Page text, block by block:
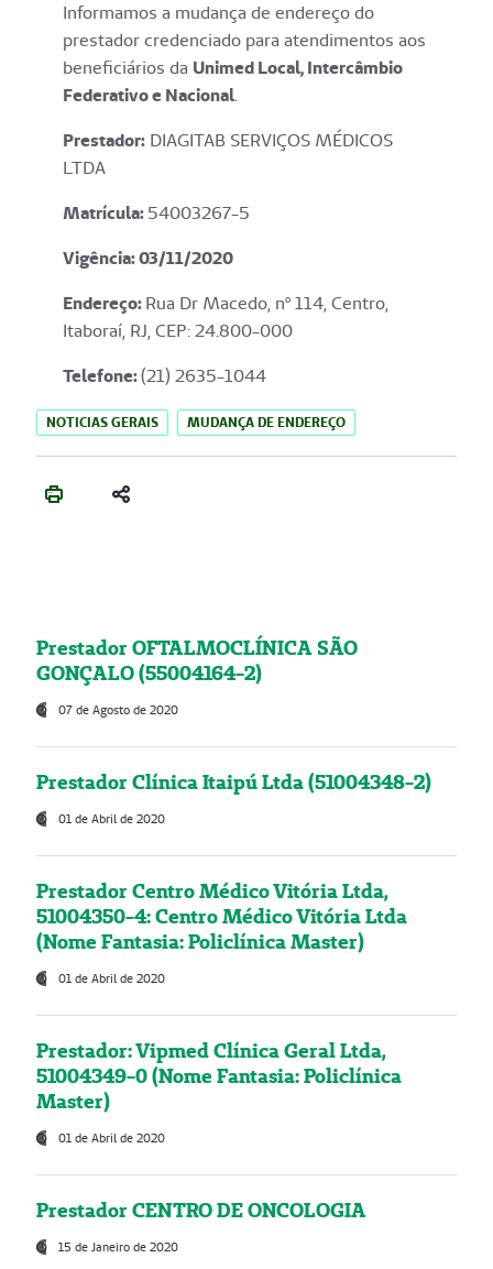
Informamos a mudança de endereço do
prestador credenciado para atendimentos aos
beneficiários da Unimed Local, Intercâmbio
Federativo e Nacional.
Prestador: DIAGITAB SERVIÇOS MÉDICOS
LTDA
Matrícula:54003267-5
Vigência: 03/11/2020
Endereço:Rua Dr Macedo, nº 114, Centro,
Itaboraí, RJ, CEP: 24.800-000
Telefone:(21) 2635-1044
NOTICIAS GERAIS MUDANÇA DE ENDEREÇO
Prestador OFTALMOCLÍNICA SÃO
GONÇALO (55004164-2)
07 de Agosto de 2020
Prestador Clínica Itaipú Ltda (51004348-2)
01 de Abril de 2020
Prestador Centro Médico Vitória Ltda,
51004350-4: Centro Médico Vitória Ltda
(Nome Fantasia: Policlínica Master)
01 de Abril de 2020
Prestador: Vipmed Clínica Geral Ltda,
51004349-0 (Nome Fantasia: Policlínica
Master)
01 de Abril de 2020
Prestador CENTRO DE ONCOLOGIA
15 de Janeiro de 2020